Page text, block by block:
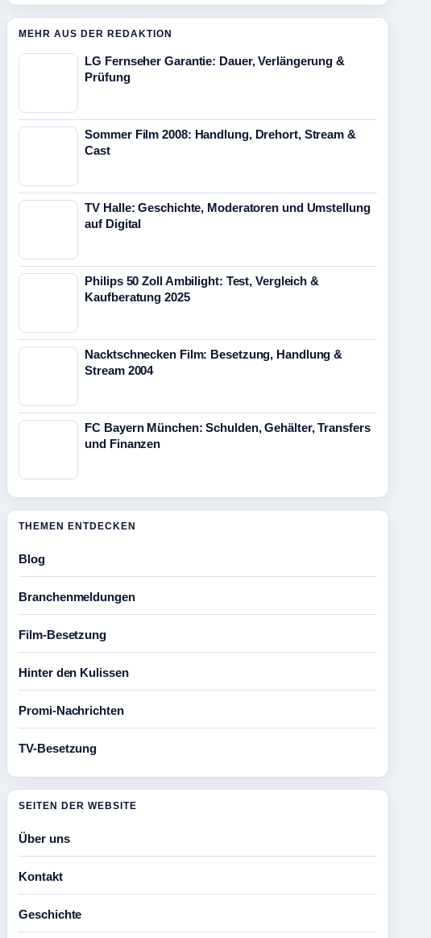
MEHR AUS DER REDAKTION
LG Fernseher Garantie: Dauer, Verlängerung &
Prüfung
Sommer Film 2008: Handlung, Drehort, Stream &
Cast
TV Halle: Geschichte, Moderatoren und Umstellung
auf Digital
Philips 50 Zoll Ambilight: Test, Vergleich &
Kaufberatung 2025
Nacktschnecken Film: Besetzung, Handlung &
Stream 2004
FC Bayern München: Schulden, Gehälter, Transfers
und Finanzen
THEMEN ENTDECKEN
Blog
Branchenmeldungen
Film-Besetzung
Hinter den Kulissen
Promi-Nachrichten
TV-Besetzung
SEITEN DER WEBSITE
Über uns
Kontakt
Geschichte